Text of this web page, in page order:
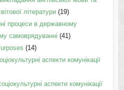
літератури(19)
процеси в державному
самоврядуванні (41)
(14)
аспекти комунікації
аспекти комунікації